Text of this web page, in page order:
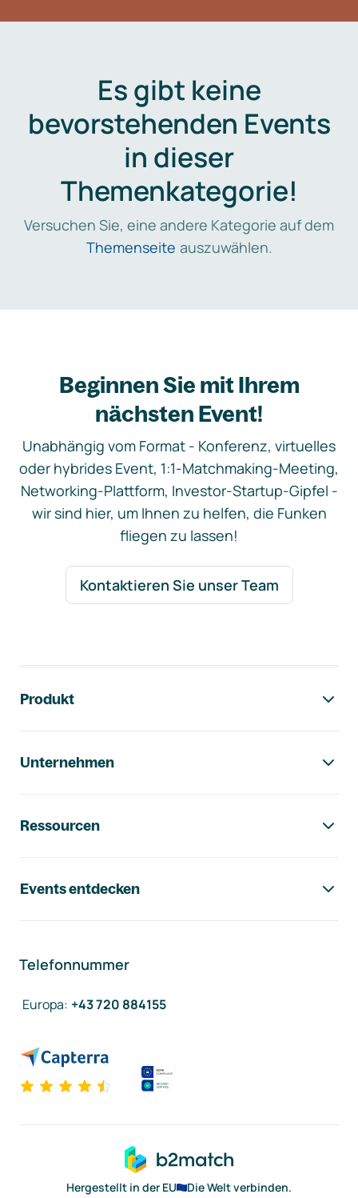
Es gibt keine
bevorstehenden Events
in dieser
Themenkategorie!
Versuchen Sie, eine andere Kategorie auf dem
Themenseite auszuwählen.
Beginnen Sie mit Ihrem
nächsten Event!
Unabhängig vom Format - Konferenz, virtuelles
oder hybrides Event, 1:1-Matchmaking-Meeting,
Networking-Plattform, Investor-Startup-Gipfel -
wir sind hier, um Ihnen zu helfen, die Funken
fliegen zu lassen!
Kontaktieren Sie unser Team
Produkt
Unternehmen
Ressourcen
Events entdecken
Telefonnummer
Europa: +43 720 884155
Hergestellt in der EU
Die Welt verbinden.